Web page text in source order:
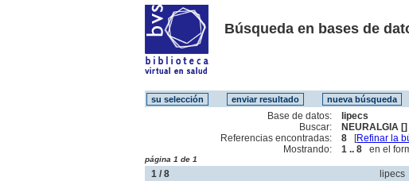
Búsqueda en bases de
Base de datos:
lipecs
Buscar:
NEURALGIA []
Referencias encontradas:
8 [Refinar la
Mostrando:
1 .. 8 en el
página 1 de 1
1 / 8 lipecs